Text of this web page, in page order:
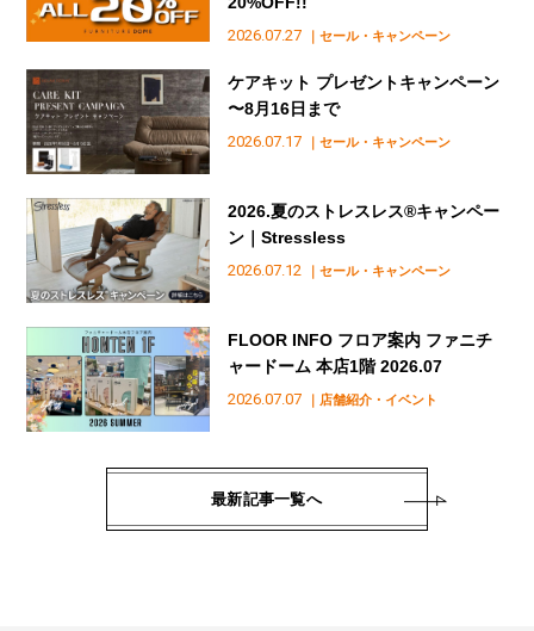
2026.07.27 ｜セール・キャンペーン
2026.07.17 ｜セール・キャンペーン
ケアキット プレゼントキャンペーン
〜8月16日まで
2026.07.12 ｜セール・キャンペーン
2026.夏のストレスレス®︎キャンペー
ン｜Stressless
2026.07.07 ｜店舗紹介・イベント
FLOOR INFO フロア案内 ファニチ
ャードーム 本店1階 2026.07
最新記事一覧へ